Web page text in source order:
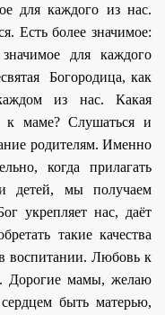
для каждого из нас.
Есть более значимое:
для каждого
Богородица, как
из нас. Какая
к маме? Слушаться и
родителям. Именно
когда прилагать
детей, мы получаем
укрепляет нас, даёт
такие качества
воспитании. Любовь к
Дорогие мамы, желаю
быть матерью,